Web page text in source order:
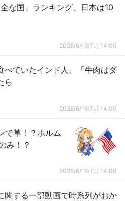
な国」ランキング、日本は10
2026/6/16(Tu) 14:00
べていたインド人。「牛肉はダ
ら
2026/6/16(Tu) 14:00
で草！？ホルム
み！？
2026/6/16(Tu) 14:00
関する一部動画で時系列がおか